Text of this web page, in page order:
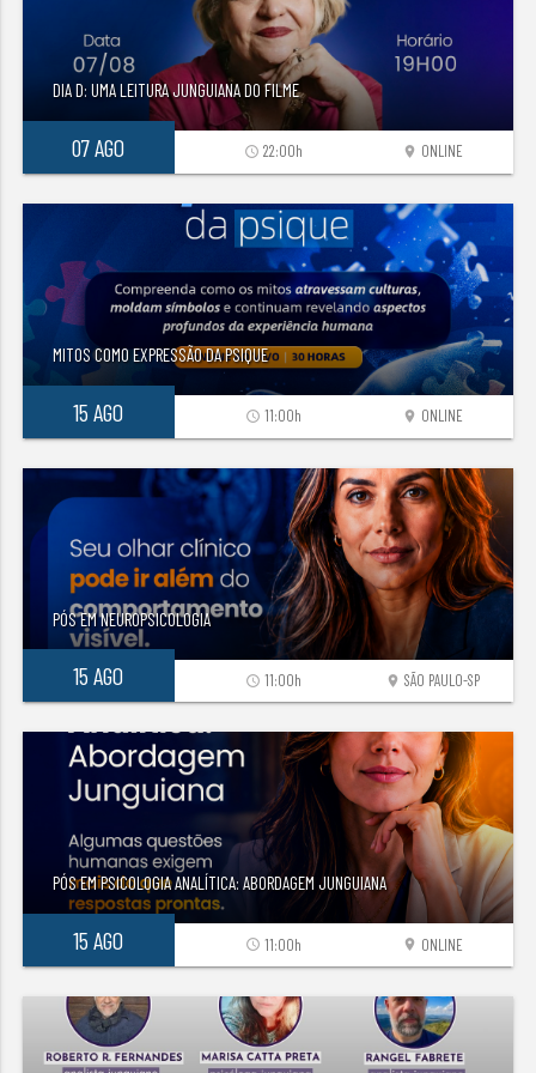
DIA D: UMA LEITURA JUNGUIANA DO FILME
07 AGO location_on ONLINE
access_time 22:00h
MITOS COMO EXPRESSÃO DA PSIQUE
15 AGO location_on ONLINE
access_time 11:00h
PÓS EM NEUROPSICOLOGIA
15 AGO location_on SÃO PAULO-SP
access_time 11:00h
PÓS EM PSICOLOGIA ANALÍTICA: ABORDAGEM JUNGUIANA
15 AGO location_on ONLINE
access_time 11:00h